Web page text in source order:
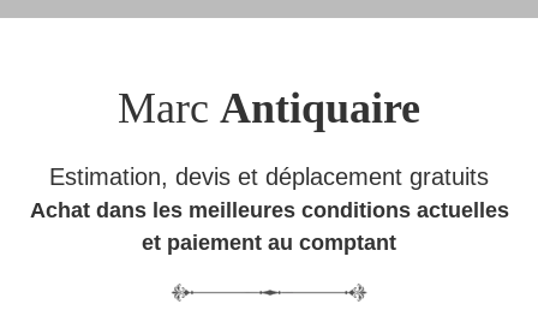
Marc Antiquaire
Estimation, devis et déplacement gratuits
Achat dans les meilleures conditions actuelles
et paiement au comptant